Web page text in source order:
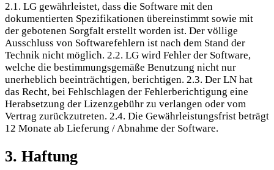
2.1. LG gewährleistet, dass die Software mit den
dokumentierten Spezifikationen übereinstimmt sowie mit
der gebotenen Sorgfalt erstellt worden ist. Der völlige
Ausschluss von Softwarefehlern ist nach dem Stand der
Technik nicht möglich. 2.2. LG wird Fehler der Software,
welche die bestimmungsgemäße Benutzung nicht nur
unerheblich beeinträchtigen, berichtigen. 2.3. Der LN hat
das Recht, bei Fehlschlagen der Fehlerberichtigung eine
Herabsetzung der Lizenzgebühr zu verlangen oder vom
Vertrag zurückzutreten. 2.4. Die Gewährleistungsfrist beträgt
12 Monate ab Lieferung / Abnahme der Software.
3. Haftung